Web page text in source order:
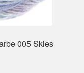
005 Skies